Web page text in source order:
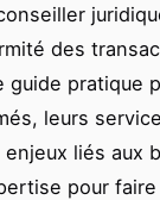
des
guide pratique
leurs
liés aux
pour